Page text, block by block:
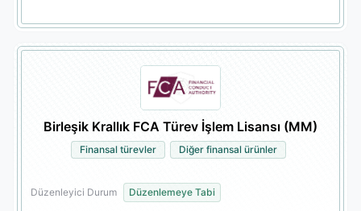
Birleşik Krallık FCA Türev İşlem Lisansı (MM)
Finansal türevler Diğer finansal ürünler
Düzenleyici Durum Düzenlemeye Tabi